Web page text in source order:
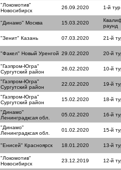
"Локомотив"
Новосибирск
26.09.2020 1-й тур
"Динамо" Москва 15.03.2020
раунд
"Зенит" Казань 07.03.2020 21-й
"Факел" Новый Уренгой 29.02.2020 20-й
"Газпром-Югра"
Сургутский район
26.02.2020 10-й
"Газпром-Югра"
Сургутский район
22.02.2020 19-й
"Газпром-Югра"
Сургутский район
15.02.2020 18-й
"Динамо"
Ленинградксая обл.
05.02.2020 16-й
"Динамо"
Ленинградксая обл.
01.02.2020 15-й
"Енисей" Красноярск 18.01.2020 13-й
"Локомотив"
Новосибирск
23.12.2019 12-й